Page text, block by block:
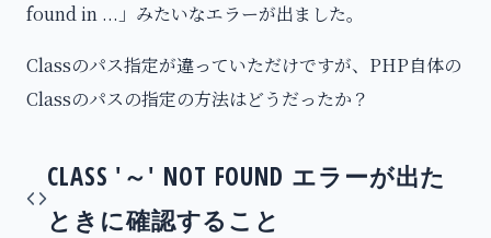
found in ...」みたいなエラーが出ました。
Classのパス指定が違っていただけですが、PHP自体の
Classのパスの指定の方法はどうだったか？
CLASS '～' NOT FOUND エラーが出た
ときに確認すること